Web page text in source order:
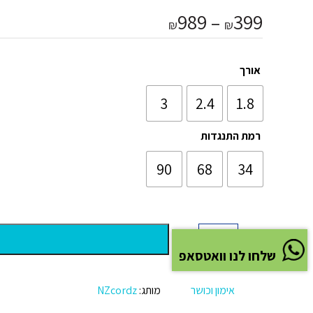
שלחו לנו וואטסאפ
₪399
–
₪989 מחירים:
אורך
1.8
2.4
3
רמת התנגדות
34
68
90
של
רצועת
אלסטית-
-
אימון וכושר מותג:NZcordz